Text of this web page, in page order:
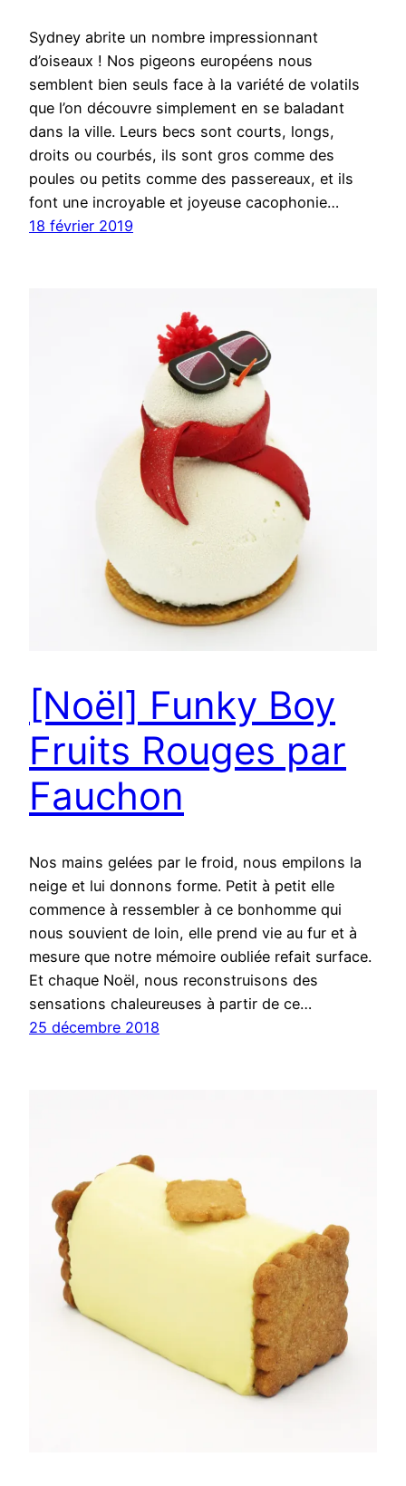
Sydney abrite un nombre impressionnant
d’oiseaux ! Nos pigeons européens nous
semblent bien seuls face à la variété de volatils
que l’on découvre simplement en se baladant
dans la ville. Leurs becs sont courts, longs,
droits ou courbés, ils sont gros comme des
poules ou petits comme des passereaux, et ils
font une incroyable et joyeuse cacophonie…
18 février 2019
[Noël] Funky Boy
Fruits Rouges par
Fauchon
Nos mains gelées par le froid, nous empilons la
neige et lui donnons forme. Petit à petit elle
commence à ressembler à ce bonhomme qui
nous souvient de loin, elle prend vie au fur et à
mesure que notre mémoire oubliée refait surface.
Et chaque Noël, nous reconstruisons des
sensations chaleureuses à partir de ce…
25 décembre 2018